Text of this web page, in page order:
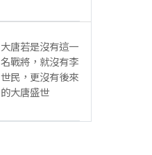
大唐若是沒有這一
名戰將，就沒有李
世民，更沒有後來
的大唐盛世